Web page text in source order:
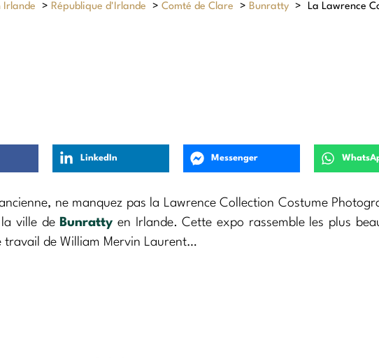
Irlande > République d'Irlande > Comté de Clare > Bunratty > La Lawrence
LinkedIn Messenger
ne manquez pas la Lawrence Collection Costume
ville de Bunratty en Irlande. Cette expo rassemble les plus
travail de William Mervin Laurent…